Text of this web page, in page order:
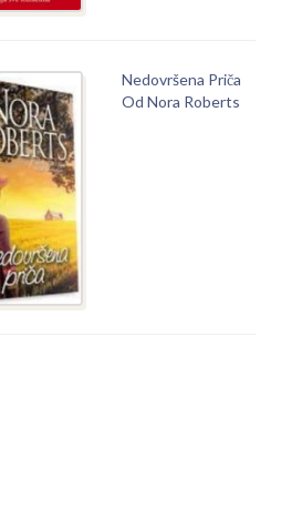
Nedovršena Priča
Od Nora Roberts